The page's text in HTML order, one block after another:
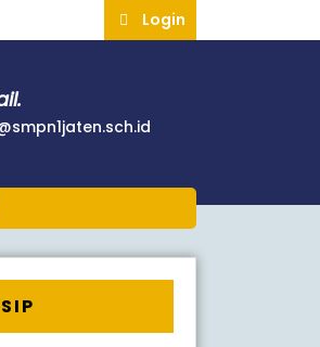
Login